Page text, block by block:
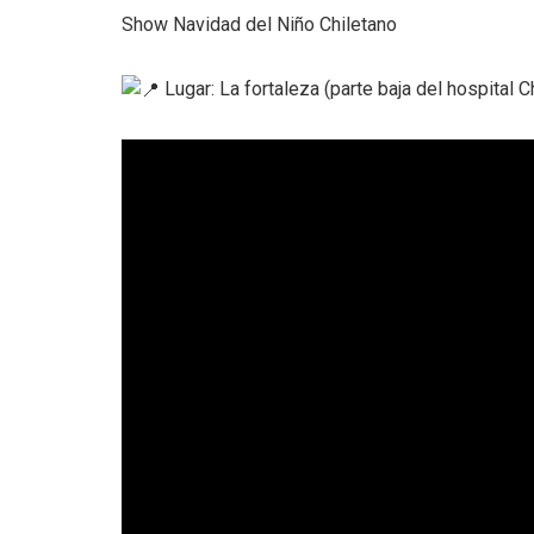
Show Navidad del Niño Chiletano
Lugar: La fortaleza (parte baja del hospital